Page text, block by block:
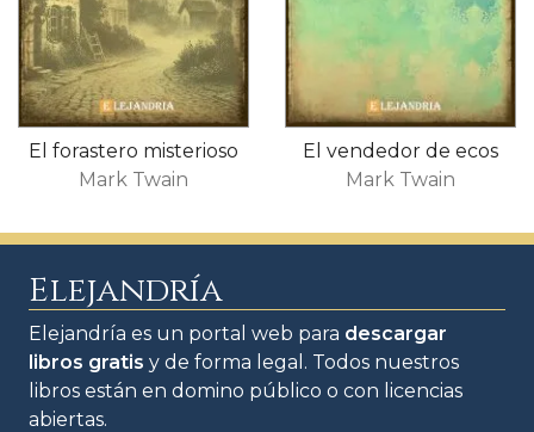
El forastero misterioso
Mark Twain
El vendedor de ecos
Mark Twain
Elejandría
Elejandría es un portal web para descargar
libros gratis y de forma legal. Todos nuestros
libros están en domino público o con licencias
abiertas.